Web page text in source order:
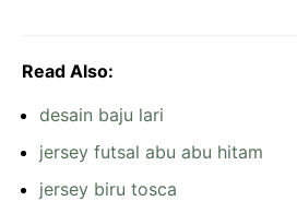
Read Also:
desain baju lari
jersey futsal abu abu hitam
jersey biru tosca